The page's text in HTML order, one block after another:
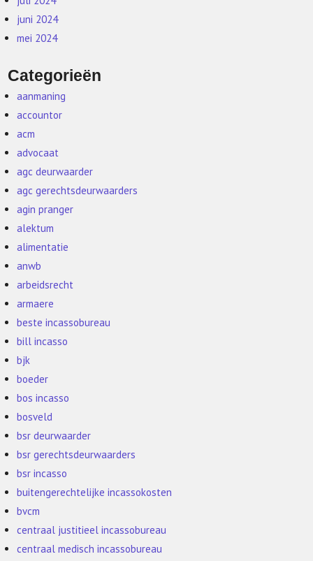
juni 2024
mei 2024
Categorieën
aanmaning
accountor
acm
advocaat
agc deurwaarder
agc gerechtsdeurwaarders
agin pranger
alektum
alimentatie
anwb
arbeidsrecht
armaere
beste incassobureau
bill incasso
bjk
boeder
bos incasso
bosveld
bsr deurwaarder
bsr gerechtsdeurwaarders
bsr incasso
buitengerechtelijke incassokosten
bvcm
centraal justitieel incassobureau
centraal medisch incassobureau